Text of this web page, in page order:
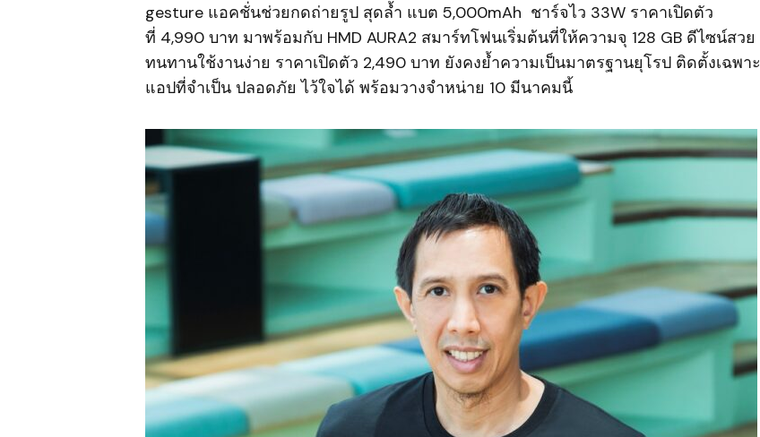
gesture แอคชั่นช่วยกดถ่ายรูป สุดล้ำ แบต 5,000mAh ชาร์จไว 33W ราคาเปิดตัว
ที่ 4,990 บาท มาพร้อมกับ HMD AURA2 สมาร์ทโฟนเริ่มต้นที่ให้ความจุ 128 GB ดีไซน์สวย
ทนทานใช้งานง่าย ราคาเปิดตัว 2,490 บาท ยังคงย้ำความเป็นมาตรฐานยุโรป ติดตั้งเฉพาะ
แอปที่จำเป็น ปลอดภัย ไว้ใจได้ พร้อมวางจำหน่าย 10 มีนาคมนี้